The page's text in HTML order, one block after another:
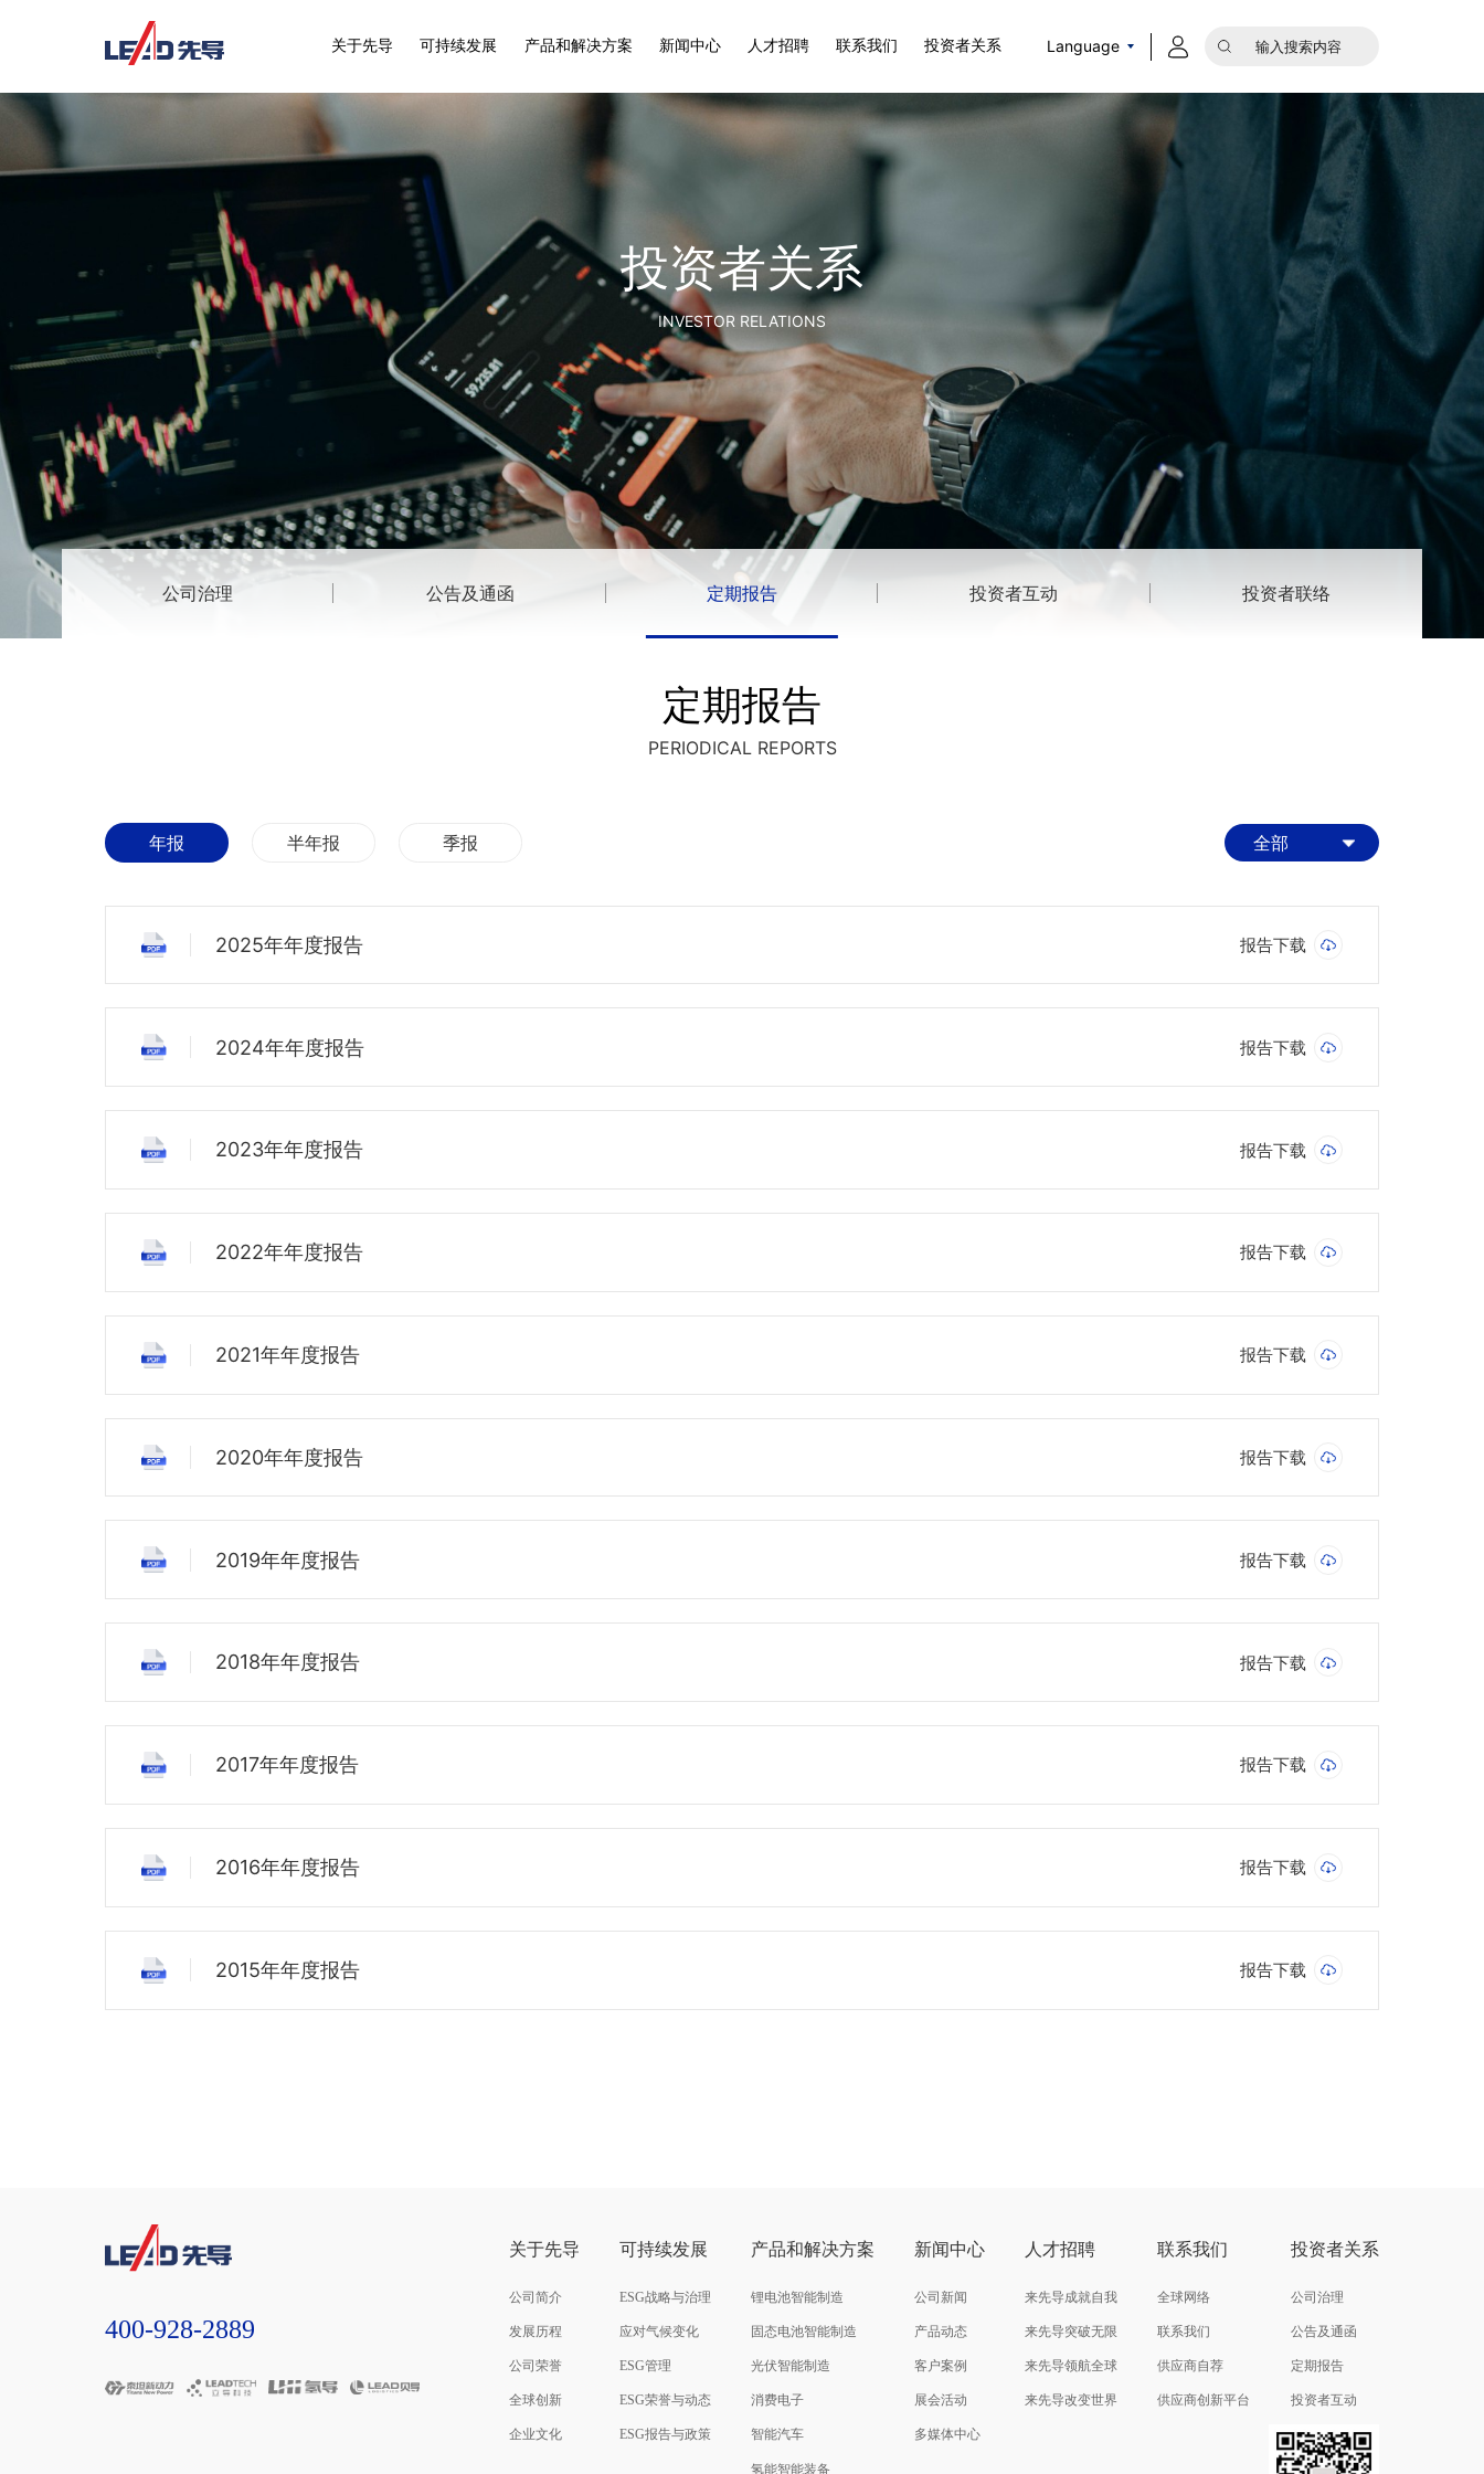
关于先导 可持续发展 产品和解决方案 新闻中心 人才招聘 联系我们 投资者关系 Language
投资者关系
INVESTOR RELATIONS
公司治理 公告及通函 定期报告 投资者互动 投资者联络
定期报告
PERIODICAL REPORTS
年报 半年报 季报 全部
2025年年度报告 报告下载
2024年年度报告 报告下载
2023年年度报告 报告下载
2022年年度报告 报告下载
2021年年度报告 报告下载
2020年年度报告 报告下载
2019年年度报告 报告下载
2018年年度报告 报告下载
2017年年度报告 报告下载
2016年年度报告 报告下载
2015年年度报告 报告下载
400-928-2889
关于先导
公司简介
发展历程
公司荣誉
全球创新
企业文化
可持续发展
ESG战略与治理
应对气候变化
ESG管理
ESG荣誉与动态
ESG报告与政策
产品和解决方案
锂电池智能制造
固态电池智能制造
光伏智能制造
消费电子
智能汽车
氢能智能装备
新闻中心
公司新闻
产品动态
客户案例
展会活动
多媒体中心
人才招聘
来先导成就自我
来先导突破无限
来先导领航全球
来先导改变世界
联系我们
全球网络
联系我们
供应商自荐
供应商创新平台
投资者关系
公司治理
公告及通函
定期报告
投资者互动
投资者联络